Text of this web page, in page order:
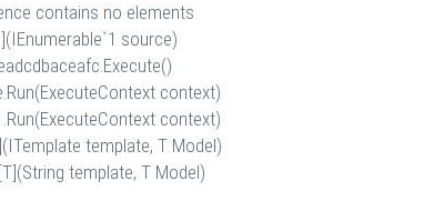
contains no elements
source)
context)
context)
template, T Model)
template, T Model)